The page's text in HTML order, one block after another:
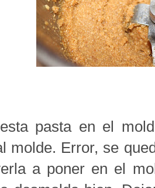
pasta en el
molde. Error, se
a poner en el